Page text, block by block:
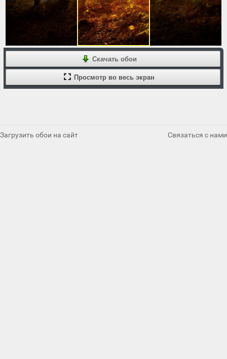
Скачать обои
Просмотр во весь экран
Загрузить обои на сайт Связаться с нами